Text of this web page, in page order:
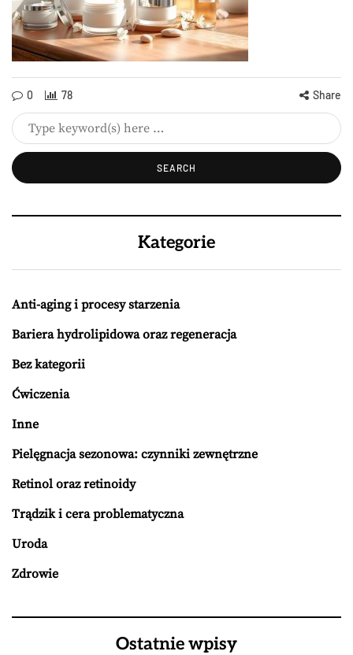
0 78 Share
Kategorie
Anti-aging i procesy starzenia
Bariera hydrolipidowa oraz regeneracja
Bez kategorii
Ćwiczenia
Inne
Pielęgnacja sezonowa: czynniki zewnętrzne
Retinol oraz retinoidy
Trądzik i cera problematyczna
Uroda
Zdrowie
Ostatnie wpisy